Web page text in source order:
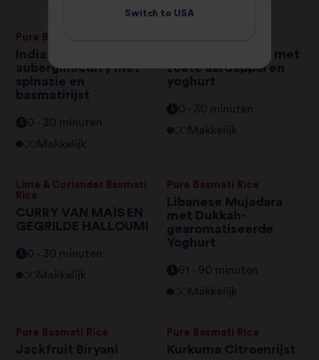
Pure Basmati Rice
Indiase
auberginecurry met
spinazie en
basmatirijst
0 - 30 minuten
Makkelijk
Mung bean curry met
zoete aardappel en
yoghurt
0 - 30 minuten
Makkelijk
Lime & Coriander Basmati
Rice
CURRY VAN MAÏS EN
GEGRILDE HALLOUMI
0 - 30 minuten
Makkelijk
Pure Basmati Rice
Libanese Mujadara
met Dukkah-
gearomatiseerde
Yoghurt
61 - 90 minuten
Makkelijk
Pure Basmati Rice
Jackfruit Biryani
Pure Basmati Rice
Kurkuma Citroenrijst
Switch to USA